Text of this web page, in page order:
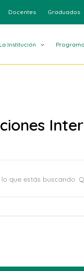
Docentes Graduados
La Institución
que estás buscando.